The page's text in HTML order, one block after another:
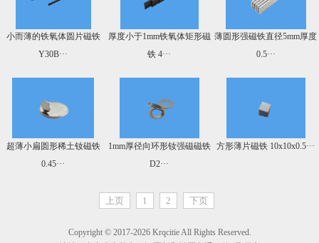
小而薄的铁氧体圆片磁铁
Y30B···
厚度小于1mm铁氧体矩形磁
铁 4···
薄圆形强磁铁直径5mm厚度
0.5···
超薄小扁圆形稀土钕磁铁
0.45···
1mm厚径向环形钕强磁磁铁
D2···
方形薄片磁铁 10x10x0.5···
上页 1 2 下页
Copyright © 2017-2026 Krqcitie All Rights Reserved.